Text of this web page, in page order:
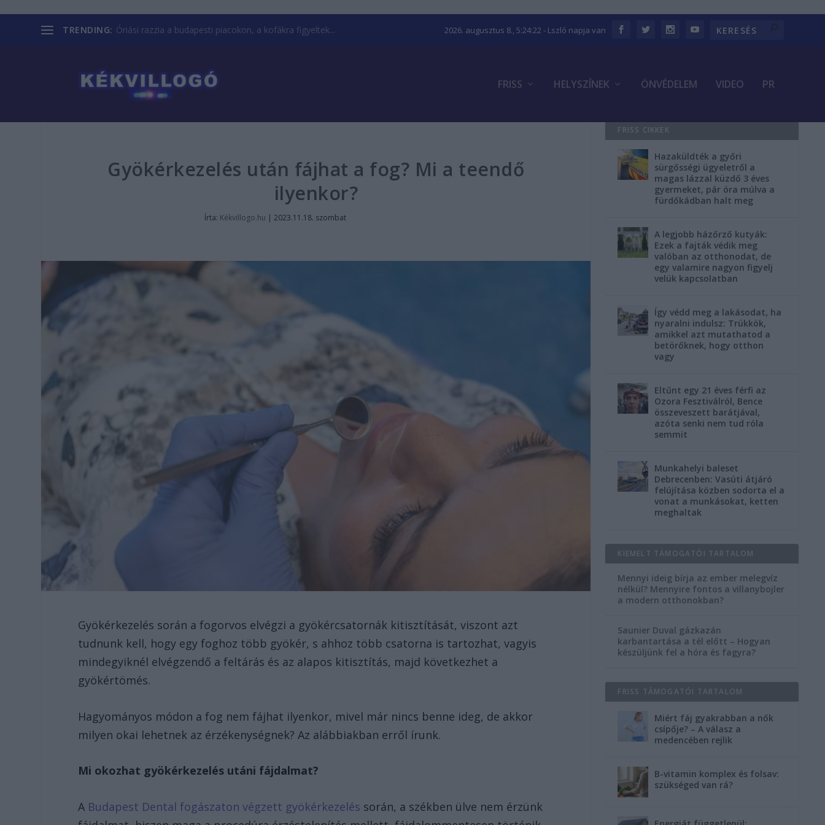
TRENDING: Óriási razzia a budapesti piacokon, a kofákra figyeltek... 2026. augusztus 8., 5:24:23 - Lszló napja van
FRISS HELYSZÍNEK ÖNVÉDELEM VIDEO PR
Gyökérkezelés után fájhat a fog? Mi a teendő
ilyenkor?
Írta: Kékvillogo.hu | 2023.11.18. szombat
Gyökérkezelés során a fogorvos elvégzi a gyökércsatornák kitisztítását, viszont azt
tudnunk kell, hogy egy foghoz több gyökér, s ahhoz több csatorna is tartozhat, vagyis
mindegyiknél elvégzendő a feltárás és az alapos kitisztítás, majd következhet a
gyökértömés.
Hagyományos módon a fog nem fájhat ilyenkor, mivel már nincs benne ideg, de akkor
milyen okai lehetnek az érzékenységnek? Az alábbiakban erről írunk.
Mi okozhat gyökérkezelés utáni fájdalmat?
A Budapest Dental fogászaton végzett gyökérkezelés során, a székben ülve nem érzünk
FRISS CIKKEK
Hazaküldték a győri
sürgősségi ügyeletről a
magas lázzal küzdő 3 éves
gyermeket, pár óra múlva a
fürdőkádban halt meg
A legjobb házőrző kutyák:
Ezek a fajták védik meg
valóban az otthonodat, de
egy valamire nagyon figyelj
velük kapcsolatban
Így védd meg a lakásodat, ha
nyaralni indulsz: Trükkök,
amikkel azt mutathatod a
betörőknek, hogy otthon
vagy
Eltűnt egy 21 éves férfi az
Ozora Fesztiválról, Bence
összeveszett barátjával,
azóta senki nem tud róla
semmit
Munkahelyi baleset
Debrecenben: Vasúti átjáró
felújítása közben sodorta el a
vonat a munkásokat, ketten
meghaltak
KIEMELT TÁMOGATÓI TARTALOM
Mennyi ideig bírja az ember melegvíz
nélkül? Mennyire fontos a villanybojler
a modern otthonokban?
Saunier Duval gázkazán
karbantartása a tél előtt – Hogyan
készüljünk fel a hóra és fagyra?
FRISS TÁMOGATÓI TARTALOM
Miért fáj gyakrabban a nők
csípője? – A válasz a
medencében rejlik
B-vitamin komplex és folsav:
szükséged van rá?